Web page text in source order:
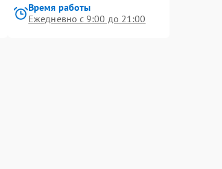
Время работы
Ежедневно с 9:00 до 21:00